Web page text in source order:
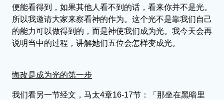
便能看得到，如果其他人看不到的话，看来你并不是光。
所以我邀请大家来察看神的作为。这个光不是靠我们自己
的能力可以做得到的，而是神使我们成为光。我今天会再
说明当中的过程，讲解她们五位会怎样变成光。
悔改是成为光的第一步
我们看另一节经文，马太4章16-17节：「那坐在黑暗里